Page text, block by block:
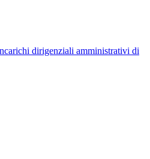
dirigenziali amministrativi di